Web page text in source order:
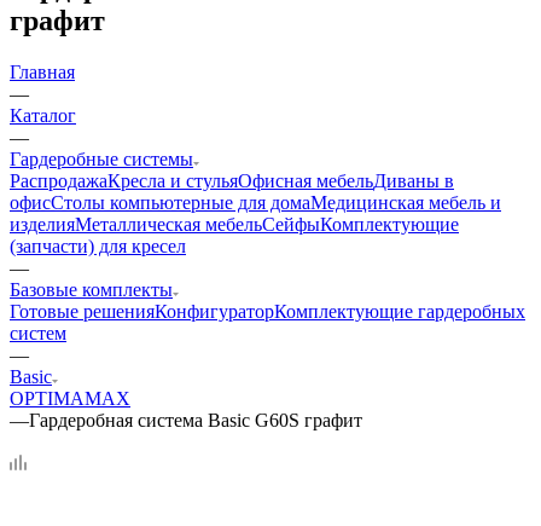
графит
Главная
—
Каталог
—
Гардеробные системы
РаспродажаКресла и стульяОфисная мебельДиваны в
офисСтолы компьютерные для домаМедицинская мебель и
изделияМеталлическая мебельСейфыКомплектующие
(запчасти) для кресел
—
Базовые комплекты
Готовые решенияКонфигураторКомплектующие гардеробных
систем
—
Basic
OPTIMAMAX
—Гардеробная система Basic G60S графит